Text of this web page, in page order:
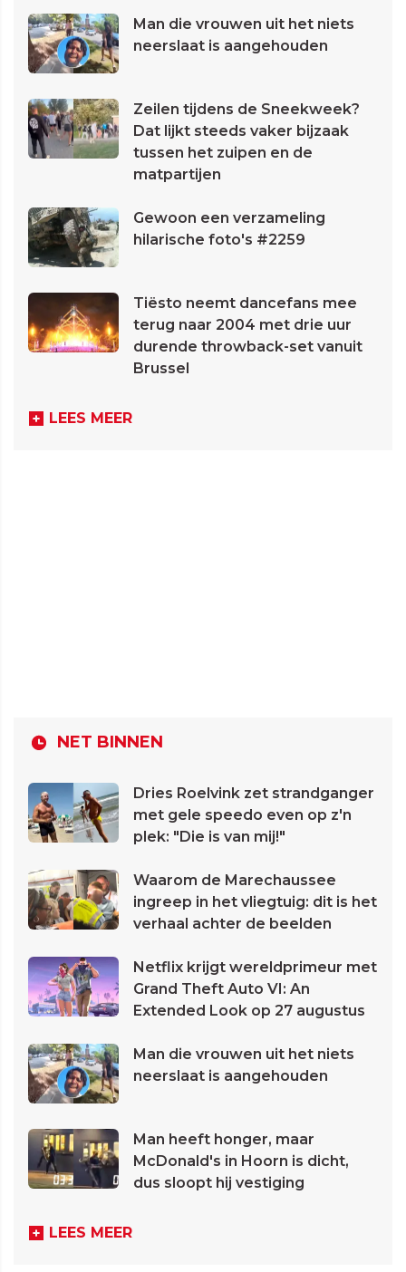
Man die vrouwen uit het niets
neerslaat is aangehouden
Zeilen tijdens de Sneekweek?
Dat lijkt steeds vaker bijzaak
tussen het zuipen en de
matpartijen
Gewoon een verzameling
hilarische foto's #2259
Tiësto neemt dancefans mee
terug naar 2004 met drie uur
durende throwback-set vanuit
Brussel
LEES MEER
NET BINNEN
Dries Roelvink zet strandganger
met gele speedo even op z'n
plek: "Die is van mij!"
Waarom de Marechaussee
ingreep in het vliegtuig: dit is het
verhaal achter de beelden
Netflix krijgt wereldprimeur met
Grand Theft Auto VI: An
Extended Look op 27 augustus
Man die vrouwen uit het niets
neerslaat is aangehouden
Man heeft honger, maar
McDonald's in Hoorn is dicht,
dus sloopt hij vestiging
LEES MEER